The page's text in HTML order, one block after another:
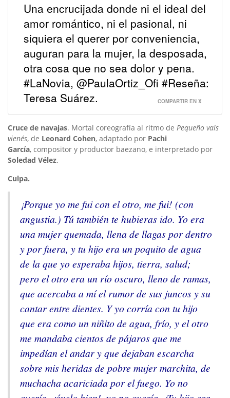
Una encrucijada donde ni el ideal del
amor romántico, ni el pasional, ni
siquiera el querer por conveniencia,
auguran para la mujer, la desposada,
otra cosa que no sea dolor y pena.
#LaNovia, @PaulaOrtiz_Ofi #Reseña:
Teresa Suárez.
COMPARTIR EN X
Cruce de navajas. Mortal coreografía al ritmo de Pequeño vals
vienés, de Leonard Cohen, adaptado por Pachi
García, compositor y productor baezano, e interpretado por
Soledad Vélez.
Culpa.
¡Porque yo me fui con el otro, me fui! (con
angustia.) Tú también te hubieras ido. Yo era
una mujer quemada, llena de llagas por dentro
y por fuera, y tu hijo era un poquito de agua
de la que yo esperaba hijos, tierra, salud;
pero el otro era un río oscuro, lleno de ramas,
que acercaba a mí el rumor de sus juncos y su
cantar entre dientes. Y yo corría con tu hijo
que era como un niñito de agua, frío, y el otro
me mandaba cientos de pájaros que me
impedían el andar y que dejaban escarcha
sobre mis heridas de pobre mujer marchita, de
muchacha acariciada por el fuego. Yo no